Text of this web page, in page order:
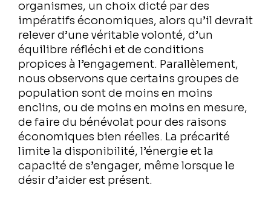
organismes, un choix dicté par des
impératifs économiques, alors qu’il devrait
relever d’une véritable volonté, d’un
équilibre réfléchi et de conditions
propices à l’engagement. Parallèlement,
nous observons que certains groupes de
population sont de moins en moins
enclins, ou de moins en moins en mesure,
de faire du bénévolat pour des raisons
économiques bien réelles. La précarité
limite la disponibilité, l’énergie et la
capacité de s’engager, même lorsque le
désir d’aider est présent.